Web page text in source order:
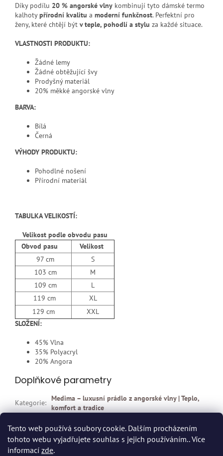
Tento web používá soubory cookie. Dalším procházením
tohoto webu vyjadřujete souhlas s jejich používáním.. Více
informací zde.
Díky podílu 20 % angorské vlny kombinují tyto dámské termo
kalhotypřírodní kvalitu a moderní funkčnost. Perfektní pro
ženy, které chtějí být v teple, pohodlí a stylu za každé situace.
VLASTNOSTI PRODUKTU:
Žádné lemy
Žádné obtěžující švy
Prodyšný materiál
20% měkké angorské vlny
BARVA:
Bílá
Černá
VÝHODY PRODUKTU:
Pohodlné nošení
Přírodní materiál
TABULKA VELIKOSTÍ:
Velikost podle obvodu pasu
Obvod pasu
Velikost
97 cm
S
103 cm
M
109 cm
L
119 cm
XL
129 cm
XXL
SLOŽENÍ:
45% Vlna
35% Polyacryl
20% Angora
Doplňkové parametry
Kategorie: Medima – luxusní prádlo z angorské vlny | Teplo,
komfort a tradice